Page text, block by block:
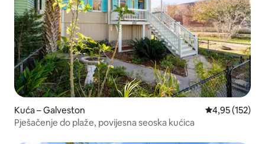
Kuća – Galveston Prosječna
4,95 (152)
Pješačenje do plaže, povijesna seoska kućica